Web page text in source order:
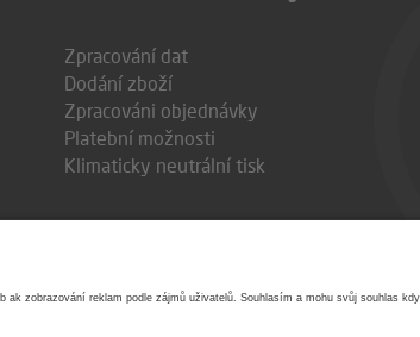
Zpracování dat
Dodání zboží
Zpracováni objednávky
Platební možnosti
Klimaticky neutrální tisk